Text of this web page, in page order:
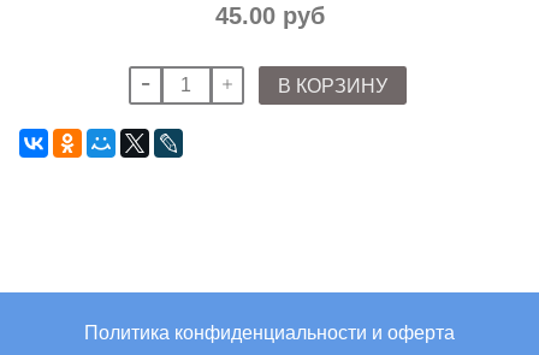
45.00 руб
В КОРЗИНУ
Политика конфиденциальности и оферта